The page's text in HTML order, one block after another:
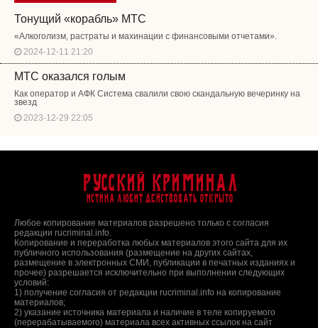
Тонущий «корабль» МТС
«Алкоголизм, растраты и махинации с финансовыми отчетами».
2024-12-11 21:20
МТС оказался голым
Как оператор и АФК Система свалили свою скандальную вечеринку на
звезд
2023-12-29 22:05
Русский Криминал
Истина любит действовать открыто
Любое копирование материалов разрешено только с согласия
редакции rucriminal.info.
Копирование и переработка любых материалов этого сайта для их
публичного использования (размещение на других сайтах,
размещение в электронных СМИ, публикации в печатных изданиях и
прочее) разрешается исключительно при выполнении следующих
условий:
1) получение согласия от редакции rucriminal.info на копирование
материалов;
2) указание источника материала и наличие в теле копируемого
(перерабатываемого) материала всех активных ссылок на сайт